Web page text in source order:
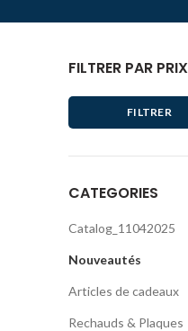
FILTRER PAR PRIX
FILTRER
CATEGORIES
Catalog_11042025
Nouveautés
Articles de cadeaux
Rechauds & Plaques